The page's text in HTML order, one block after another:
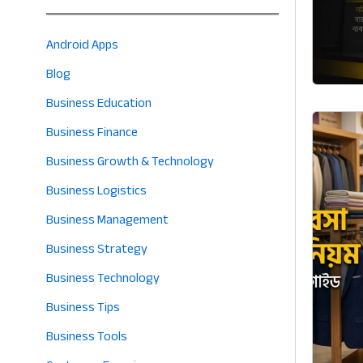
Android Apps
Blog
Business Education
Business Finance
Business Growth & Technology
Business Logistics
Business Management
Business Strategy
Business Technology
Business Tips
Business Tools